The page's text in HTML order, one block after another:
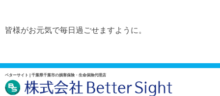
皆様がお元気で毎日過ごせますように。
ベターサイト | 千葉県千葉市の損害保険・生命保険代理店